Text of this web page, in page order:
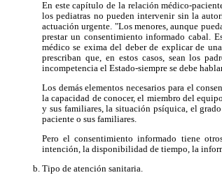
En este capítulo de la relación médico-
los pediatras no pueden intervenir sin la
actuación urgente. "Los menores, aunque
prestar un consentimiento informado cabal.
médico se exima del deber de explicar de
prescriban que, en estos casos, sean los
incompetencia el Estado-siempre se debe
Los demás elementos necesarios para el
la capacidad de conocer, el miembro del
y sus familiares, la situación psíquica, el
paciente o sus familiares.
Pero el consentimiento informado tiene
intención, la disponibilidad de tiempo, la
Tipo de atención sanitaria.